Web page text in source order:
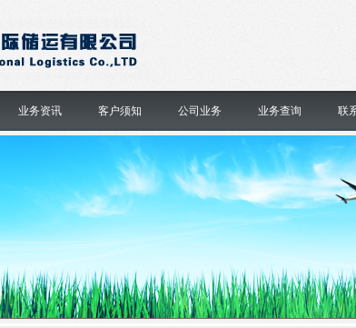
业务资讯 客户须知 公司业务 业务查询 联